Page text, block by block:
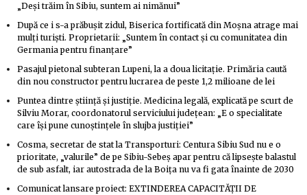
„Deși trăim în Sibiu, suntem ai nimănui”
După ce i s-a prăbușit zidul, Biserica fortificată din Moșna atrage mai
mulți turiști. Proprietarii: „Suntem în contact și cu comunitatea din
Germania pentru finanțare”
Pasajul pietonal subteran Lupeni, la a doua licitație. Primăria caută
din nou constructor pentru lucrarea de peste 1,2 milioane de lei
Puntea dintre știință și justiție. Medicina legală, explicată pe scurt de
Silviu Morar, coordonatorul serviciului județean: „E o specialitate
care își pune cunoștințele în slujba justiției”
Cosma, secretar de stat la Transporturi: Centura Sibiu Sud nu e o
prioritate, „valurile” de pe Sibiu-Sebeș apar pentru că lipsește balastul
de sub asfalt, iar autostrada de la Boița nu va fi gata înainte de 2030
Comunicat lansare proiect: EXTINDEREA CAPACITĂȚII DE